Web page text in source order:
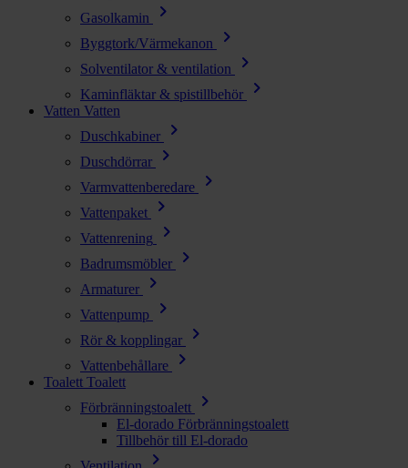
Gasolkamin chevron_right
Byggtork/Värmekanon chevron_right
Solventilator & ventilation chevron_right
Kaminfläktar & spistillbehör chevron_right
Vatten Vatten
Duschkabiner
chevron_right
Duschdörrar chevron_right
Varmvattenberedare chevron_right
Vattenpaket chevron_right
Vattenrening chevron_right
Badrumsmöbler chevron_right
Armaturer chevron_right
Vattenpump chevron_right
Rör & kopplingar chevron_right
Vattenbehållare chevron_right
Toalett Toalett
Förbränningstoalett
chevron_right
El-dorado Förbränningstoalett
Tillbehör till El-dorado
chevron_right